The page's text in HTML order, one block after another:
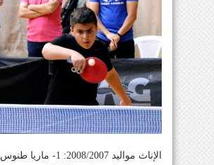
الإناث مواليد 2008/2007: 1-